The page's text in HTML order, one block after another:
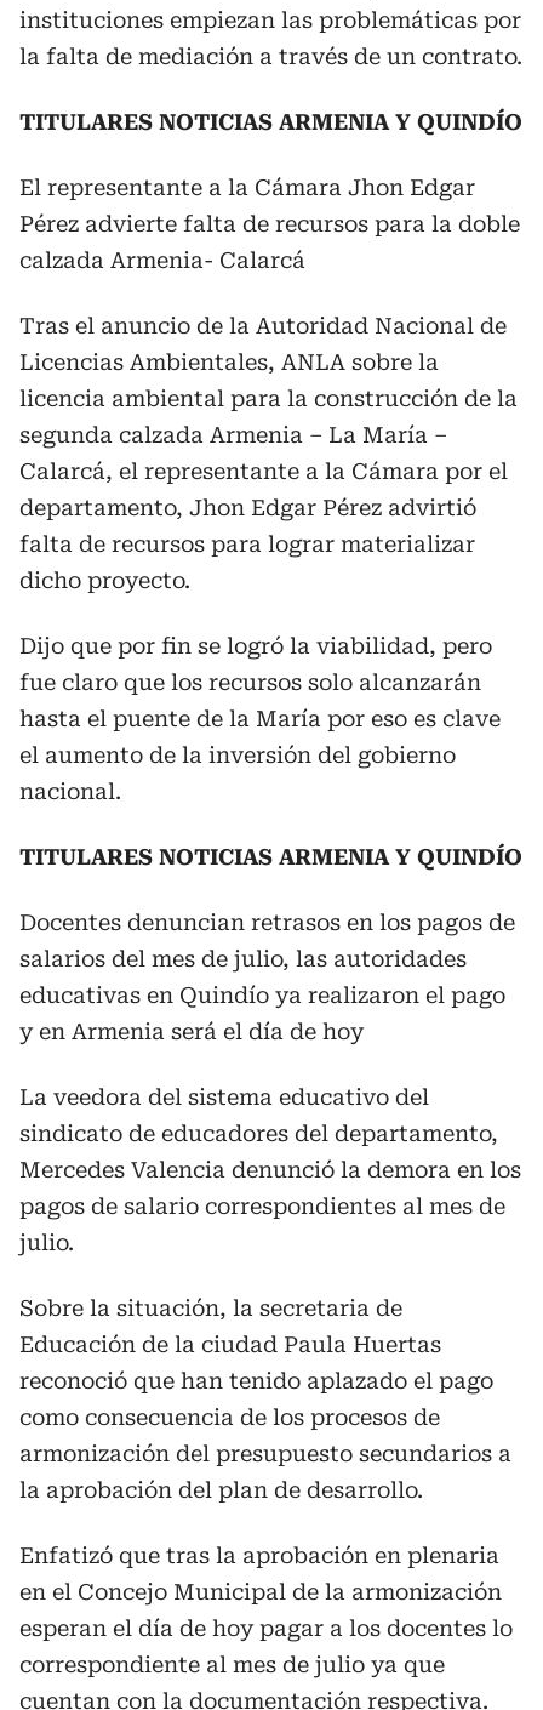
instituciones empiezan las problemáticas por
la falta de mediación a través de un contrato.
TITULARES NOTICIAS ARMENIA Y QUINDÍO
El representante a la Cámara Jhon Edgar
Pérez advierte falta de recursos para la doble
calzada Armenia- Calarcá
Tras el anuncio de la Autoridad Nacional de
Licencias Ambientales, ANLA sobre la
licencia ambiental para la construcción de la
segunda calzada Armenia – La María –
Calarcá, el representante a la Cámara por el
departamento, Jhon Edgar Pérez advirtió
falta de recursos para lograr materializar
dicho proyecto.
Dijo que por fin se logró la viabilidad, pero
fue claro que los recursos solo alcanzarán
hasta el puente de la María por eso es clave
el aumento de la inversión del gobierno
nacional.
TITULARES NOTICIAS ARMENIA Y QUINDÍO
Docentes denuncian retrasos en los pagos de
salarios del mes de julio, las autoridades
educativas en Quindío ya realizaron el pago
y en Armenia será el día de hoy
La veedora del sistema educativo del
sindicato de educadores del departamento,
Mercedes Valencia denunció la demora en los
pagos de salario correspondientes al mes de
julio.
Sobre la situación, la secretaria de
Educación de la ciudad Paula Huertas
reconoció que han tenido aplazado el pago
como consecuencia de los procesos de
armonización del presupuesto secundarios a
la aprobación del plan de desarrollo.
Enfatizó que tras la aprobación en plenaria
en el Concejo Municipal de la armonización
esperan el día de hoy pagar a los docentes lo
correspondiente al mes de julio ya que
cuentan con la documentación respectiva.